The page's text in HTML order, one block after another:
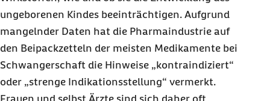
ungeborenen Kindes beeinträchtigen. Aufgrund
mangelnder Daten hat die Pharmaindustrie auf
den Beipackzetteln der meisten Medikamente bei
Schwangerschaft die Hinweise „kontraindiziert“
oder „strenge Indikationsstellung“ vermerkt.
Frauen und selbst Ärzte sind sich daher oft